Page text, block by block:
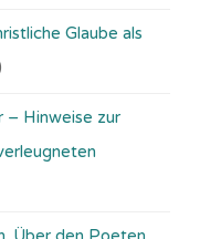
Glaube als
– Hinweise zur